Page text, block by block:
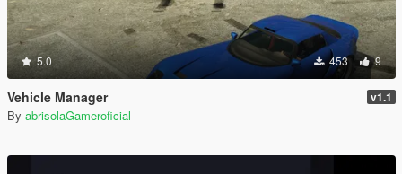
5.0 453 9
Vehicle Manager v1.1
By abrisolaGameroficial